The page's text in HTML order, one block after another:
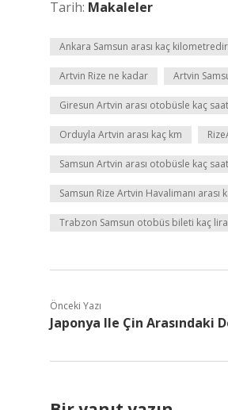
Tarih: Makaleler
Ankara Samsun arası kaç kilometredir
Artvin Rize ne kadar Artvin
Giresun Artvin arası otobüsle kaç saat
Orduyla Artvin arası kaç km
Samsun Artvin arası otobüsle kaç saat
Samsun Rize Artvin Havalimanı arası
Trabzon Samsun otobüs bileti kaç lira
Önceki Yazı
Japonya Ile Çin Arasındaki